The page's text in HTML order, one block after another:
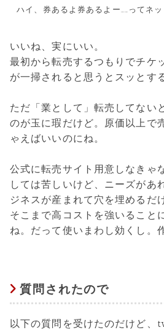
ハイ、券あるよ券あるよー……ってネ
いいね、実にいい。
最初から転売するつもりでチケ
が一掃されると思うとスッとす
ただ「業として」転売してない
のが玉に瑕だけど。原価以上で
ゃえばいいのにね。
公式に転売サイト用意しなきゃ
しては苦しいけど、ニーズがあ
ジネスが産まれて穴を埋めるだ
そこまで高コストを強いること
ね。だって使いまわし効くし。
質問されたので
以下の質問を受けたのだけど、